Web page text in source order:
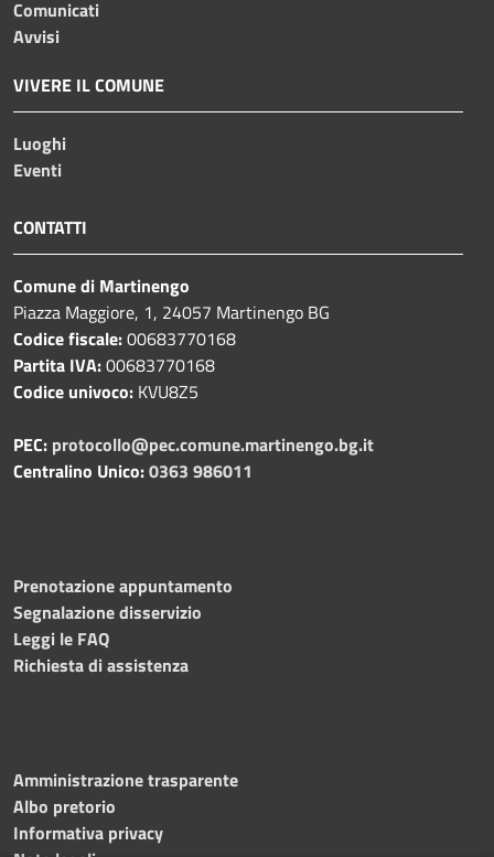
Comunicati
Avvisi
VIVERE IL COMUNE
Luoghi
Eventi
CONTATTI
Comune di Martinengo
Piazza Maggiore, 1, 24057 Martinengo BG
Codice fiscale:00683770168
Partita IVA:00683770168
Codice univoco: KVU8Z5
PEC: protocollo@pec.comune.martinengo.bg.it
Centralino Unico:0363 986011
Prenotazione appuntamento
Segnalazione disservizio
Leggi le FAQ
Richiesta di assistenza
Amministrazione trasparente
Albo pretorio
Informativa privacy